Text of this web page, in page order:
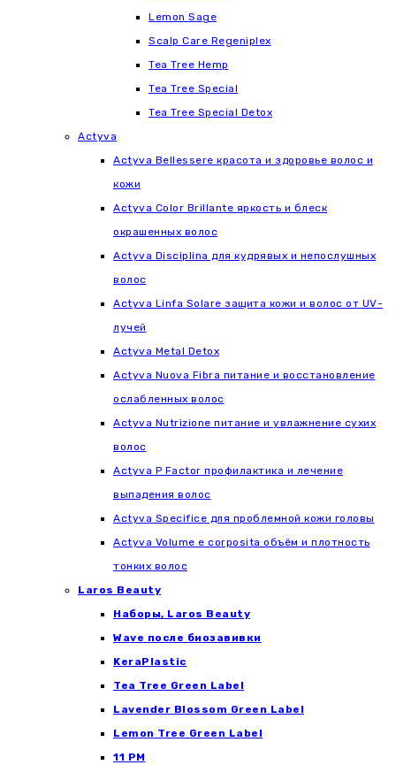
Lemon Sage
Scalp Care Regeniplex
Tea Tree Hemp
Tea Tree Special
Tea Tree Special Detox
Actyva
Actyva Bellessere красота и здоровье волос и
кожи
Actyva Color Brillante яркость и блеск
окрашенных волос
Actyva Disciplina для кудрявых и непослушных
волос
Actyva Linfa Solare защита кожи и волос от UV-
лучей
Actyva Metal Detox
Actyva Nuova Fibra питание и восстановление
ослабленных волос
Actyva Nutrizione питание и увлажнение сухих
волос
Actyva P Factor профилактика и лечение
выпадения волос
Actyva Specifice для проблемной кожи головы
Actyva Volume e corposita объём и плотность
тонких волос
Laros Beauty
Наборы, Laros Beauty
Wave после биозавивки
KeraPlastic
Tea Tree Green Label
Lavender Blossom Green Label
Lemon Tree Green Label
11 PM